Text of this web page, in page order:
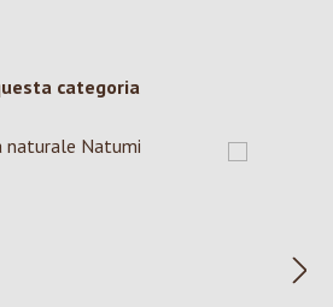
prodotticategoria